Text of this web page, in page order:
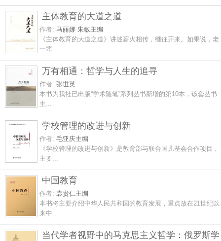
主体教育的大道之道
作者: 马丽娜 朱敏主编
《主体教育的大道之道》讲述薪火相传，继往开来。如果说，老
一辈...
万有相通：哲学与人生的追寻
作者: 张世英
本书为我社已出版“学术随笔”系列丛书新增的第10本，该套丛书
主...
学校管理的改进与创新
作者: 毛亚庆主编
《学校管理的改进与创新》是教育部与联合国儿基会合作项目，
主要...
中国教育
作者: 袁贵仁主编
本书将主要介绍中华人民共和国的教育发展，重点放在21世纪以
来中...
当代学者视野中的马克思主义哲学：俄罗斯学